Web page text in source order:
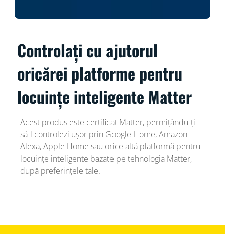
Controlați cu ajutorul
oricărei platforme pentru
locuințe inteligente Matter
Acest produs este certificat Matter, permițându-ți
să-l controlezi ușor prin Google Home, Amazon
Alexa, Apple Home sau orice altă platformă pentru
locuințe inteligente bazate pe tehnologia Matter,
după preferințele tale.